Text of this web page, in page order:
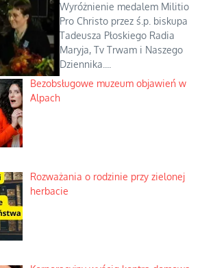
Wyróżnienie medalem Militio
Pro Christo przez ś.p. biskupa
Tadeusza Płoskiego Radia
Maryja, Tv Trwam i Naszego
Dziennika....